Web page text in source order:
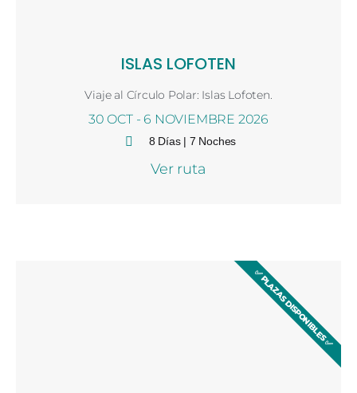
ISLAS LOFOTEN
Viaje al Círculo Polar: Islas Lofoten.
30 OCT - 6 NOVIEMBRE 2026
8 Días | 7 Noches
Ver ruta
✅ PLAZAS DISPONIBLES ✅